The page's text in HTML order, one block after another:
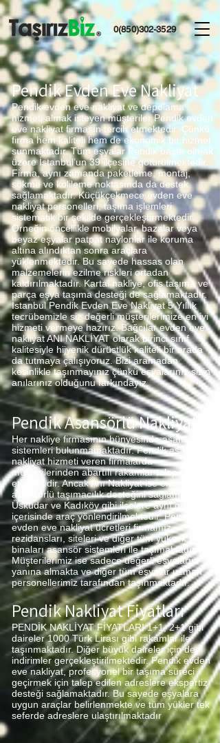
0(850)302-3529
Pendik Evden Eve Nakliyat
Pendik evden eve nakliyat ve depolama
hizmeti almak isteyen müşteriler Pendik evden
eve nakliyat firmasın tercih etmektedir. Çünkü
firma hem kaliteli hem de ekonomik bir hizmet
sunmaktadır. Tüm eşyalar Pendik başta olmak
üzere İstanbul’un 39 ilçesine götürülmektedir.
Firma, aynı zamanda paketleme, montaj,
sökme ve kolileme noktasında da destek
sağlamaktadır. Küçükçekmece evden eve
nakliyat personelleri, taşıma işlemleri
sistematik bir şekilde gerçekleştirmektedir.
Örneğin öncellikle mobilyalar, bazalar veya
beyaz eşyalar patpat naylonlar ile koruma
altına alındıktan sonra araçlara
yüklenmektedir. Bu sayede hassas olan
malzemelerin ezilme riskleri ortadan
kaldırılmaktadır. Kartal nakliye, ofis taşıma ve
parça eşya taşıma desteği de sağlamaktadır.
İstanbul Pendik Evden Eve Nakliyat 5 Yıllık
tecrübemizle siz değerli müşterilerimize en iyi
hizmeti vermeye hazırız. Bağcılar evden eve
nakliyat ANI NAKLİYAT olarak birinci sınıf
kalitesiyle hijyenik dürüstlük kaliteli bir arada
da tutmaya çalışıyoruz. Bizi aramadan
kesinlikle taşınmayınız çünkü eşyalarınız sizin
anılarınız olduğunu farkındayız.
Pendik Asansörlü Nakliyat
Her nakliye firmasının bünyesinde asansör
sistemleri bulunmamaktadır. Pendik asansörlü
nakliyat hizmeti veren firmalarda
müşterilerinden abartılı rakamlar talep
etmektedir. Ancak Anı Nakliyat ise en uygun
asansörlü taşımacılık desteğini sağlamaktadır.
Üsküdar ve Kadıköy gibi ilçelere aynı gün
içerisinde araç yönlendirilmektedir. Pendik
evden eve nakliyat ücretleri firmamız
rezidansları, siteleri ve diğer tüm yüksek katlı
binaları asansör sistemleri ile taşımaktadır.
Müşterilerimiz ise sadece değerli eşyalarını
yanına almakta ve diğer tüm eşyalar uzman
personellerimiz tarafından taşınmaktadır.
Pendik Nakliyat Fiyatları
PENDİK NAKLİYAT FİYATLARI 1+1, 2+1 gibi
daireler 1000 Türk Lirası gibi rakamlar ile
taşınmaktadır. Diğer büyük daireler için de
indirimler gerçekleştirilmektedir. Pendik evden
eve nakliyat, profesyonel bir taşıma süreci
geçirmek için talep edilen adreslere ekspertiz
desteği sağlamaktadır. Bu sayede eşyalara
uygun araçlar belirlenmekte ve tüm yükler tek
seferde adreslere ulaştırılmaktadır